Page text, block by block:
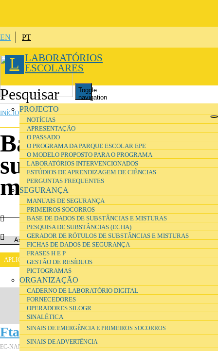
EN PT
L LABORATÓRIOS
ESCOLARES
Toggle
navigation
PROJECTO
NOTÍCIAS
APRESENTAÇÃO
O PASSADO
O PROGRAMA DA PARQUE ESCOLAR EPE
O MODELO PROPOSTO PARA O PROGRAMA
LABORATÓRIOS INTERVENCIONADOS
ESTÚDIOS DE APRENDIZAGEM DE CIÊNCIAS
PERGUNTAS FREQUENTES
SEGURANÇA
MANUAIS DE SEGURANÇA
PRIMEIROS SOCORROS
BASE DE DADOS DE SUBSTÂNCIAS E MISTURAS
PESQUISA DE SUBSTÂNCIAS (ECHA)
GERADOR DE RÓTULOS DE SUBSTÂNCIAS E MISTURAS
FICHAS DE DADOS DE SEGURANÇA
FRASES H E P
GESTÃO DE RESÍDUOS
PICTOGRAMAS
ORGANIZAÇÃO
CADERNO DE LABORATÓRIO DIGITAL
FORNECEDORES
OPERADORES SILOGR
SINALÉTICA
SINAIS DE EMERGÊNCIA E PRIMEIROS SOCORROS
SINAIS DE ADVERTÊNCIA
ESTÁ AQUI
INÍCIO»SEGURANÇA
Base de dados de
substâncias e
misturas
Ftalato de Di-Butilo
EC-NAME dibutyl phthalate